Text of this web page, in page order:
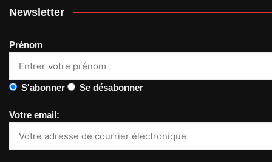
Newsletter
Prénom
S'abonner Se désabonner
Votre email: